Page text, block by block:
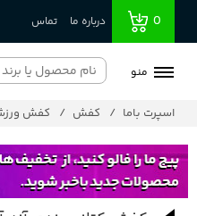
0 درباره ما تماس
منو
اسپرت باما کفش کفش